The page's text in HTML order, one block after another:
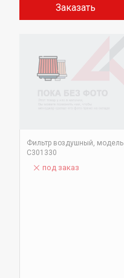
Заказать
Фильтр воздушный, модель
C301330
под заказ